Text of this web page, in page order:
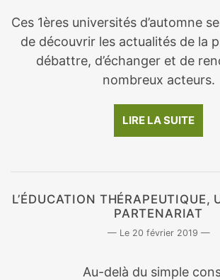
Ces 1ères universités d’automne
de découvrir les actualités de la
débattre, d’échanger et de
nombreux acteurs.
LIRE LA SUITE
L’ÉDUCATION THÉRAPEUTIQUE,
PARTENARIAT
20 février 2019
Au-delà du simple